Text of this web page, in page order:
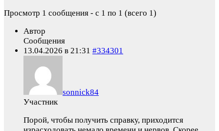
Просмотр 1 сообщения - с 1 по 1 (всего 1)
Автор
Сообщения
13.04.2026 в 21:31 #334301
sonnick84
Участник
Порой, чтобы получить справку, приходится